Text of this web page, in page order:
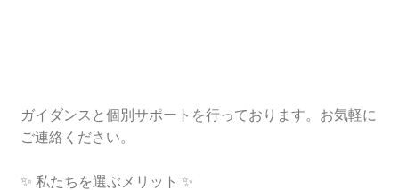
ガイダンスと個別サポートを行っております。お気軽に
ご連絡ください。
✨ 私たちを選ぶメリット ✨